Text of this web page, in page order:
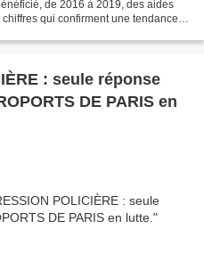
de 2016 à 2019, des aides
qui confirment une tendance
: seule réponse
DE PARIS en